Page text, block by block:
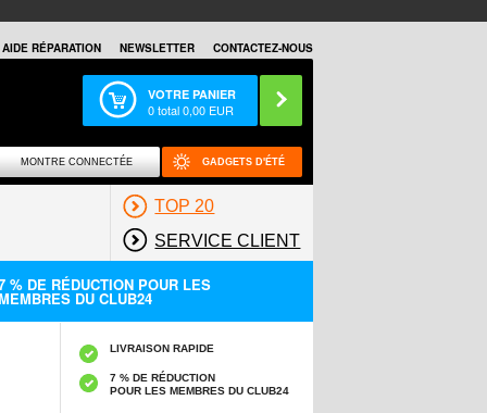
AIDE RÉPARATION NEWSLETTER CONTACTEZ-NOUS
VOTRE PANIER
0total0,00 EUR
MONTRE CONNECTÉE GADGETS D'ÉTÉ
TOP 20
SERVICE CLIENT
% DE RÉDUCTION POUR LES
DU CLUB24
LIVRAISON RAPIDE
7 % DE RÉDUCTION
POUR LES MEMBRES DU CLUB24